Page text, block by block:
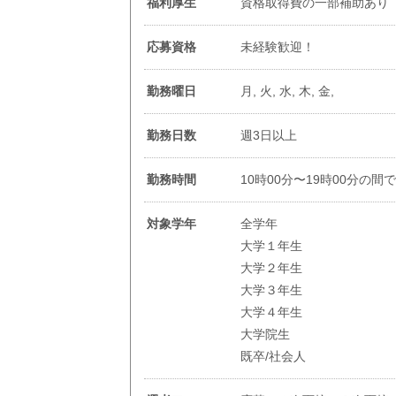
応募資格 未経験歓迎！
勤務曜日 月, 火, 水, 木, 金,
勤務日数 週3日以上
勤務時間 10時00分〜19時00分の間
対象学年
全学年
大学１年生
大学２年生
大学３年生
大学４年生
大学院生
既卒/社会人